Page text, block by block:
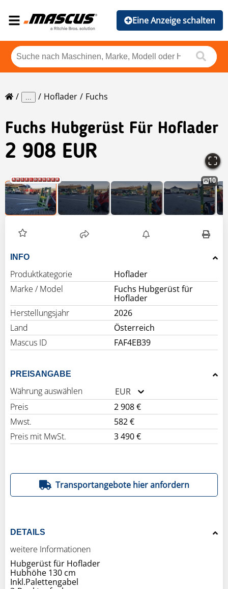
Eine Anzeige schalten
... Hoflader Fuchs
Fuchs Hubgerüst Für Hoflader
2 908 EUR
10
INFO
Produktkategorie
Hoflader
Marke / Model
Fuchs Hubgerüst für
Hoflader
Herstellungsjahr
2026
Land
Österreich
Mascus ID
FAF4EB39
PREISANGABE
Währung auswählen
EUR
Preis
2 908 €
Mwst.
582 €
Preis mit MwSt.
3 490 €
Transportangebote hier anfordern
DETAILS
weitere Informationen
Hubgerüst für Hoflader
Hubhöhe 130 cm
Inkl.Palettengabel